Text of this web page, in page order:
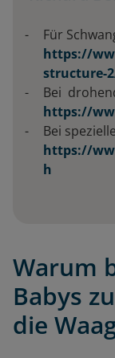
Für
https://
structure-
Bei
https://
Bei
https://
h
Warum
Babys
die